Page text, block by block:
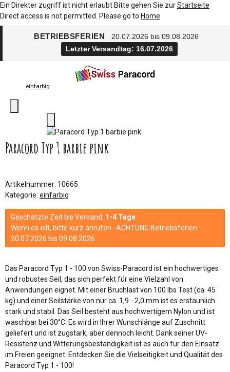
Ein Direkter zugriff ist nicht erlaubt Bitte gehen Sie zurStartseite
Direct access is not permitted. Please go to Home
BETRIEBSFERIEN
20.07.2026 bis 09.08.2026
Letzter Versandtag: 16.07.2026
einfarbig
Paracord Typ 1 barbie pink
Artikelnummer: 10665
Kategorie: einfarbig
Geschätzte Zeit bis Versand: 1-4 Tage
Wenn es eilt, bitte kurz anrufen. ACHTUNG Betriebsferien:
20.07.2026 bis 09.08.2026
Das Paracord Typ 1 - 100 von Swiss-Paracord ist ein hochwertiges
und robustes Seil, das sich perfekt für eine Vielzahl von
Anwendungen eignet. Mit einer Bruchlast von 100 lbs Test (ca. 45
kg) und einer Seilstärke von nur ca. 1,9 - 2,0 mm ist es erstaunlich
stark und stabil. Das Seil besteht aus hochwertigem Nylon und ist
waschbar bei 30°C. Es wird in Ihrer Wunschlänge auf Zuschnitt
geliefert und ist zugstark, aber dennoch leicht. Dank seiner UV-
Resistenz und Witterungsbeständigkeit ist es auch für den Einsatz
im Freien geeignet. Entdecken Sie die Vielseitigkeit und Qualität des
Paracord Typ 1 - 100!